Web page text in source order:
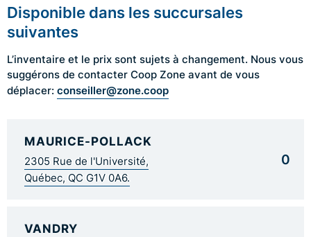
Disponible dans les succursales
suivantes
L’inventaire et le prix sont sujets à changement. Nous vous
suggérons de contacter Coop Zone avant de vous
déplacer: conseiller@zone.coop
MAURICE-POLLACK
2305 Rue de l'Université,
Québec, QC G1V 0A6.
0
VANDRY